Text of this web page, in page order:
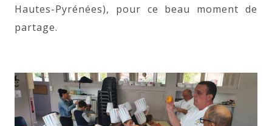
Hautes-Pyrénées), pour ce beau moment de
partage.